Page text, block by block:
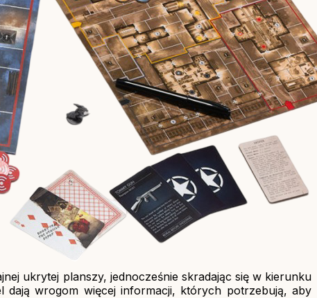
ukrytej planszy, jednocześnie skradając się w kierunku
dają wrogom więcej informacji, których potrzebują, aby